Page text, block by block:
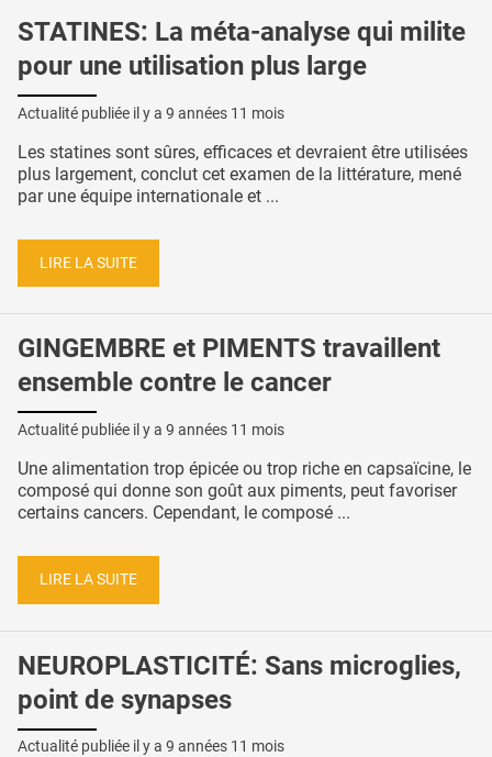
STATINES: La méta-analyse qui milite
pour une utilisation plus large
Actualité publiée il y a 9 années 11 mois
Les statines sont sûres, efficaces et devraient être utilisées
plus largement, conclut cet examen de la littérature, mené
par une équipe internationale et ...
LIRE LA SUITE
GINGEMBRE et PIMENTS travaillent
ensemble contre le cancer
Actualité publiée il y a 9 années 11 mois
Une alimentation trop épicée ou trop riche en capsaïcine, le
composé qui donne son goût aux piments, peut favoriser
certains cancers. Cependant, le composé ...
LIRE LA SUITE
NEUROPLASTICITÉ: Sans microglies,
point de synapses
Actualité publiée il y a 9 années 11 mois